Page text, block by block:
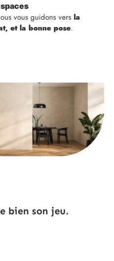
vous guidons vers la
et la bonne pose.
bien son jeu.